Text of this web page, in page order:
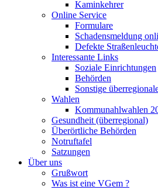
Kaminkehrer
Online Service
Formulare
Schadensmeldung
Defekte
Interessante Links
Soziale Einrichtungen
Behörden
Sonstige
Wahlen
Kommunahlwahlen
Gesundheit (überregional)
Überörtliche Behörden
Notruftafel
Satzungen
Über uns
Grußwort
Was ist eine VGem ?